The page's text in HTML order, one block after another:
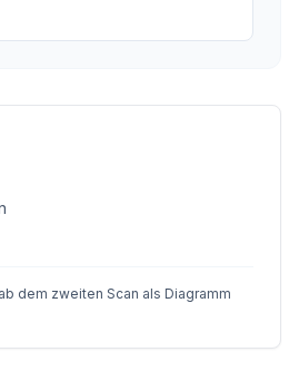
dem zweiten Scan als Diagramm